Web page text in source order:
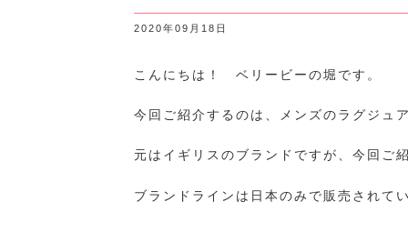
2020年09月18日
こんにちは！ ベリービーの堀です。
今回ご紹介するのは、メンズのラグジュ
元はイギリスのブランドですが、今回ご
ブランドラインは日本のみで販売されて